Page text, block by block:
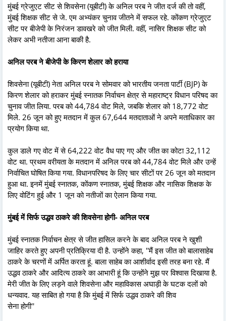
मुंबई ग्रेजुएट सीट से शिवसेना (यूबीटी) के अनिल परब ने जीत दर्ज की तो वहीं,
मुंबई शिक्षक सीट से जे. एम अभ्यंकर चुनाव जीतने में सफल रहे. कोंकण ग्रेजुएट
सीट पर बीजेपी के निरंजन डावखरे को जीत मिली. वहीं, नासिर शिक्षक सीट को
लेकर अभी नतीजा आना बाकी है.
अनिल परब ने बीजेपी के किरण शेलार को हराया
शिवसेना (यूबीटी) नेता अनिल परब ने सोमवार को भारतीय जनता पार्टी (BJP) के
किरण शेलार को हराकर मुंबई स्नातक निर्वाचन क्षेत्र से महाराष्ट्र विधान परिषद का
चुनाव जीत लिया. परब को 44,784 वोट मिले, जबकि शेलार को 18,772 वोट
मिले. 26 जून को हुए मतदान में कुल 67,644 मतदाताओं ने अपने मताधिकार का
प्रयोग किया था.
कुल डाले गए वोट में से 64,222 वोट वैध पाए गए और जीत का कोटा 32,112
वोट था. प्रथम वरीयता के मतदान में अनिल परब को 44,784 वोट मिले और उन्हें
निर्वाचित घोषित किया गया. विधानपरिषद के लिए चार सीटों पर 26 जून को मतदान
हुआ था. इनमें मुंबई स्नातक, कोंकण स्नातक, मुंबई शिक्षक और नासिक शिक्षक के
लिए वोटिंग हुई और 1 जून को नतीजों का ऐलान किया गया.
मुंबई में सिर्फ उद्धव ठाकरे की शिवसेना होगी- अनिल परब
मुंबई स्नातक निर्वाचन क्षेत्र से जीत हासिल करने के बाद अनिल परब ने खुशी
जाहिर करते हुए अपनी प्रतिक्रिया दी है. उन्होंने कहा, ''मैं इस जीत को बालासाहेब
ठाकरे के चरणों में अर्पित करता हूं. बाला साहेब का आशीर्वाद इसी तरह बना रहे. मैं
उद्धव ठाकरे और आदित्य ठाकरे का आभारी हूं कि उन्होंने मुझ पर विश्वास दिखाया है.
मेरी जीत के लिए लड़ने वाले शिवसेना और महाविकास अघाड़ी के घटक दलों को
धन्यवाद. यह साबित हो गया है कि मुंबई में सिर्फ उद्धव ठाकरे की शिव
सेना होगी''